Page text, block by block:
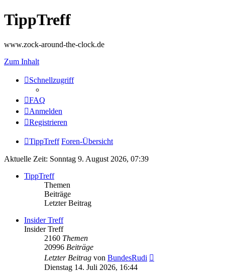
TippTreff
www.zock-around-the-clock.de
Zum Inhalt
Schnellzugriff
FAQ
Anmelden
Registrieren
TippTreff Foren-Übersicht
Aktuelle Zeit: Sonntag 9. August 2026, 07:39
TippTreff
Themen
Beiträge
Letzter Beitrag
Insider Treff
Insider Treff
2160 Themen
20996 Beiträge
Letzter Beitrag von BundesRudi
Dienstag 14. Juli 2026, 16:44